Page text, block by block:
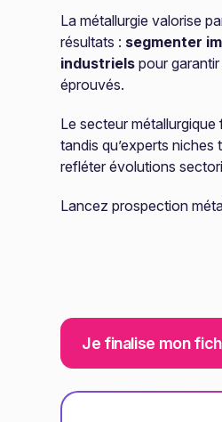
La métallurgie valorise
résultats : segmenter
industriels pour
éprouvés.
Le secteur
tandis qu’experts
refléter évolutions
Lancez prospection
Je finalise mon